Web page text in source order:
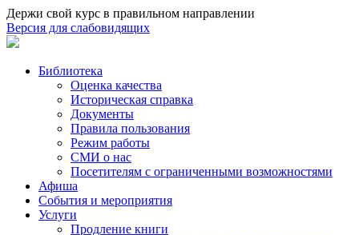
Держи свой курс в правильном направлении
Версия для слабовидящих
Библиотека
Оценка качества
Историческая справка
Документы
Правила пользования
Режим работы
СМИ о нас
Посетителям с ограниченными возможностями
Афиша
События и мероприятия
Услуги
Продление книги